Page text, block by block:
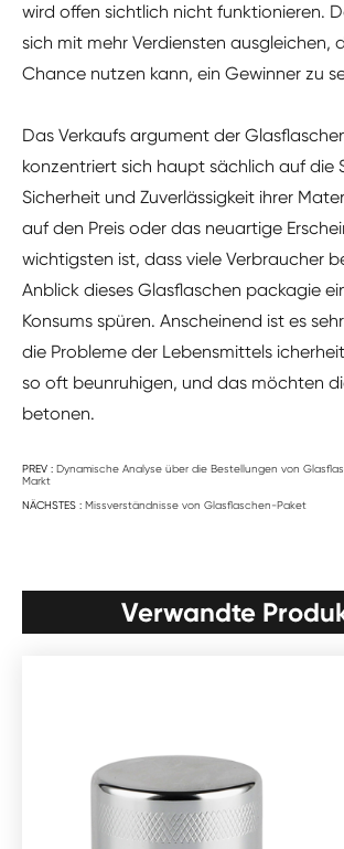
wird offen sichtlich nicht funktionieren.
sich mit mehr Verdiensten ausgleichen,
Chance nutzen kann, ein Gewinner zu
Das Verkaufs argument der
konzentriert sich haupt sächlich auf die
Sicherheit und Zuverlässigkeit ihrer
auf den Preis oder das neuartige
wichtigsten ist, dass viele Verbraucher
Anblick dieses Glasflaschen packagie
Konsums spüren. Anscheinend ist es
die Probleme der Lebensmittels
so oft beunruhigen, und das möchten
betonen.
PREV : Dynamische Analyse über die Bestellungen von
Markt
NÄCHSTES : Missverständnisse von Glasflaschen-Paket
Verwandte